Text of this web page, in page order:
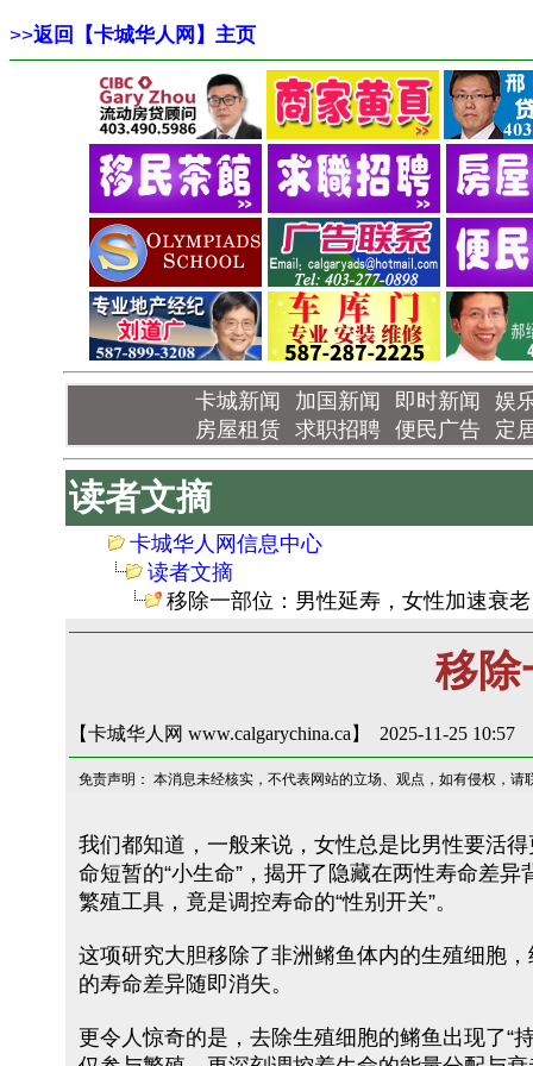
>>返回【卡城华人网】主页
卡城新闻 加国新闻 即时新闻
娱
房屋租赁 求职招聘 便民广告 定
读者文摘
卡城华人网信息中心
读者文摘
移除一部位：男性延寿，女性加速衰老
移除
【卡城华人网 www.calgarychina.ca】 2025-11-25 10:57
免责声明： 本消息未经核实，不代表网站的立场、观点，如有侵权，请
我们都知道，一般来说，女性总是比男性要活
命短暂的“小生命”，揭开了隐藏在两性寿命差
繁殖工具，竟是调控寿命的“性别开关”。
这项研究大胆移除了非洲鳉鱼体内的生殖细胞
的寿命差异随即消失。
更令人惊奇的是，去除生殖细胞的鳉鱼出现了“